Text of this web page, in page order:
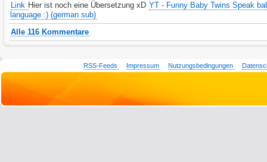
Link Hier ist noch eine Übersetzung xD YT - Funny Baby Twins Speak
language :) (german sub)
Alle 116 Kommentare
RSS-Feeds Impressum Nutzungsbedingungen